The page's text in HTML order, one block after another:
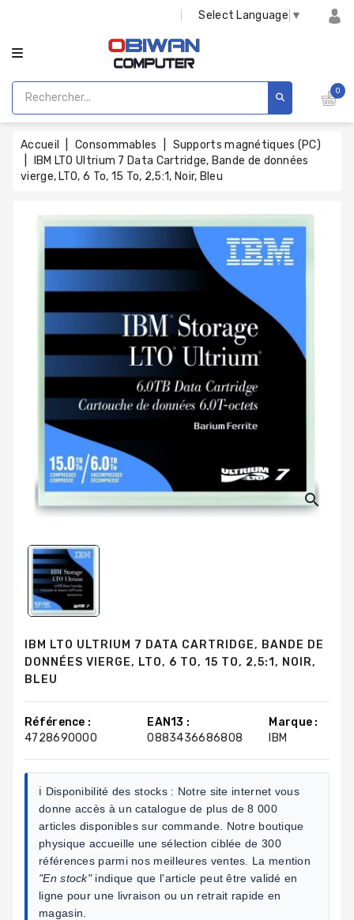
Select Language ▼
0
Accueil Consommables
Supports magnétiques (PC)
IBM LTO Ultrium 7 Data Cartridge, Bande de données
vierge, LTO, 6 To, 15 To, 2,5:1, Noir, Bleu
search
IBM LTO ULTRIUM 7 DATA CARTRIDGE, BANDE DE
DONNÉES VIERGE, LTO, 6 TO, 15 TO, 2,5:1, NOIR,
BLEU
Référence :
4728690000
EAN13 :
0883436686808
Marque :
IBM
ℹ️ Disponibilité des stocks : Notre site internet vous
donne accès à un catalogue de plus de 8 000
articles disponibles sur commande. Notre boutique
physique accueille une sélection ciblée de 300
références parmi nos meilleures ventes. La mention
"En stock"indique que l'article peut être validé en
ligne pour une livraison ou un retrait rapide en
magasin.